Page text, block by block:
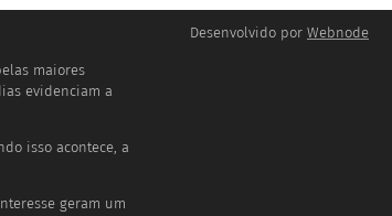
maiores
evidenciam a
isso acontece, a
geram um
Desenvolvido por Webnode